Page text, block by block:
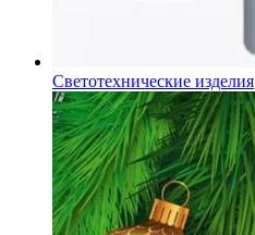
Светотехнические изделия